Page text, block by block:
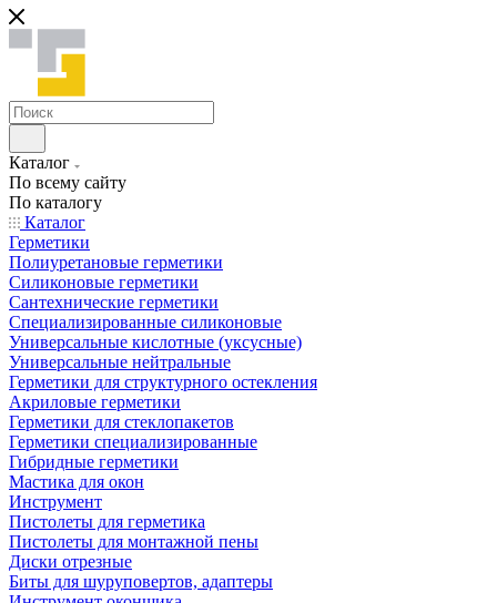
Каталог
По всему сайту
По каталогу
Каталог
Герметики
Полиуретановые герметики
Силиконовые герметики
Сантехнические герметики
Специализированные силиконовые
Универсальные кислотные (уксусные)
Универсальные нейтральные
Герметики для структурного остекления
Акриловые герметики
Герметики для стеклопакетов
Герметики специализированные
Гибридные герметики
Мастика для окон
Инструмент
Пистолеты для герметика
Пистолеты для монтажной пены
Диски отрезные
Биты для шуруповертов, адаптеры